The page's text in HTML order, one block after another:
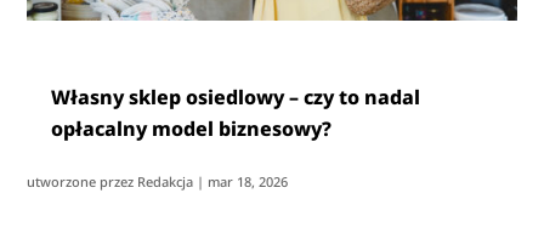
Własny sklep osiedlowy – czy to nadal
opłacalny model biznesowy?
utworzone przez Redakcja | mar 18, 2026